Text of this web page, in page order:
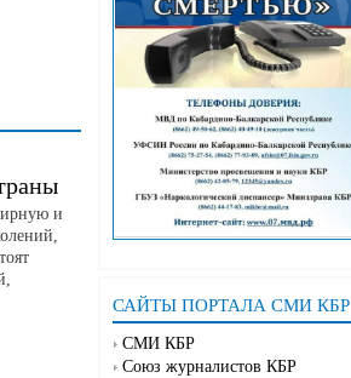
САЙТЫ ПОРТАЛА СМИ КБР
СМИ КБР
Союз журналистов КБР
и